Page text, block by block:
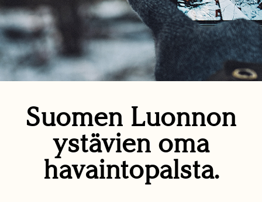
Suomen Luonnon
ystävien oma
havaintopalsta.